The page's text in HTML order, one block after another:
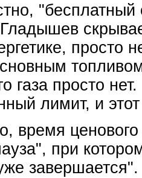
просто
газа просто
лимит, и
время
при
завершается".